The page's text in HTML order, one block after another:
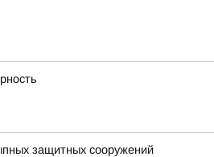
защитных сооружений